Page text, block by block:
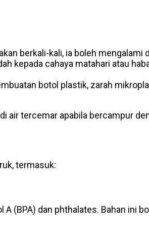
berkali-kali, ia boleh
kepada cahaya matahari atau
botol plastik, zarah
air tercemar apabila bercampur
termasuk:
(BPA) dan phthalates. Bahan ini